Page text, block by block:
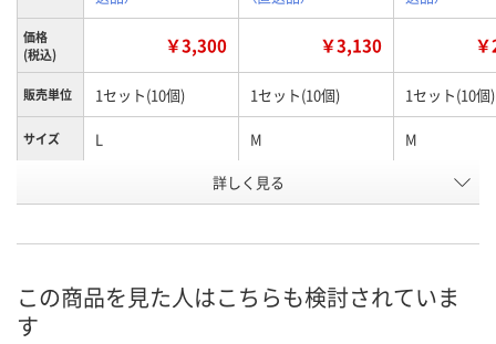
価格
(税込)
￥3,300 ￥3,130
販売単位 1セット(10個) 1セット(10個) 1セット(10個)
サイズ L M M
イエロー
号
お届け日
詳しく見る
この商品を見た人はこちらも検討されていま
す